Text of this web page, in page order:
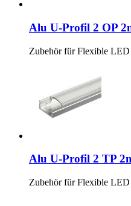
Alu U-Profil 2 OP
Zubehör für Flexible
Alu U-Profil 2 TP
Zubehör für Flexible